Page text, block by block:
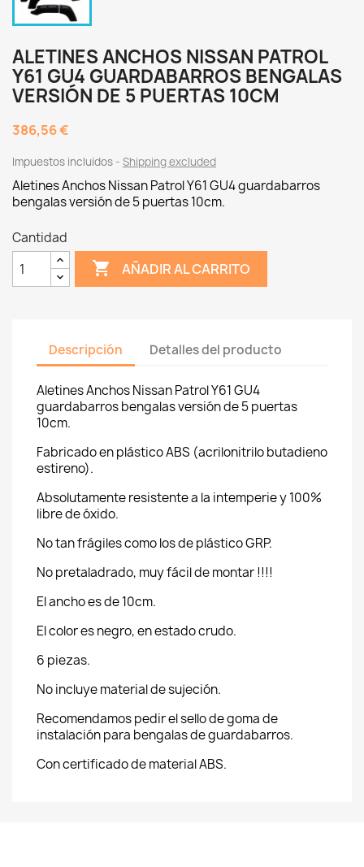
ALETINES ANCHOS NISSAN PATROL
Y61 GU4 GUARDABARROS BENGALAS
VERSIÓN DE 5 PUERTAS 10CM
386,56 €
Impuestos incluidos Shipping excluded
Aletines Anchos Nissan Patrol Y61 GU4 guardabarros
bengalas versión de 5 puertas 10cm.
Cantidad
 AÑADIR AL CARRITO
Descripción Detalles del producto
Aletines Anchos Nissan Patrol Y61 GU4
guardabarros bengalas versión de 5 puertas
10cm.
Fabricado en plástico ABS (acrilonitrilo butadieno
estireno).
Absolutamente resistente a la intemperie y 100%
libre de óxido.
No tan frágiles como los de plástico GRP.
No pretaladrado, muy fácil de montar !!!!
El ancho es de 10cm.
El color es negro, en estado crudo.
6 piezas.
No incluye material de sujeción.
Recomendamos pedir el sello de goma de
instalación para bengalas de guardabarros.
Con certificado de material ABS.